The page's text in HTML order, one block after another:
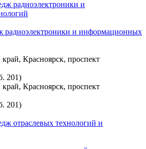
радиоэлектроники и информационных
Красноярск, проспект
201)
Красноярск, проспект
201)